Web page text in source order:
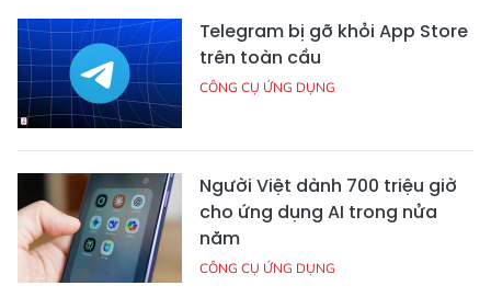
Telegram bị gỡ khỏi App Store
trên toàn cầu
CÔNG CỤ ỨNG DỤNG
Người Việt dành 700 triệu giờ
cho ứng dụng AI trong nửa
năm
CÔNG CỤ ỨNG DỤNG